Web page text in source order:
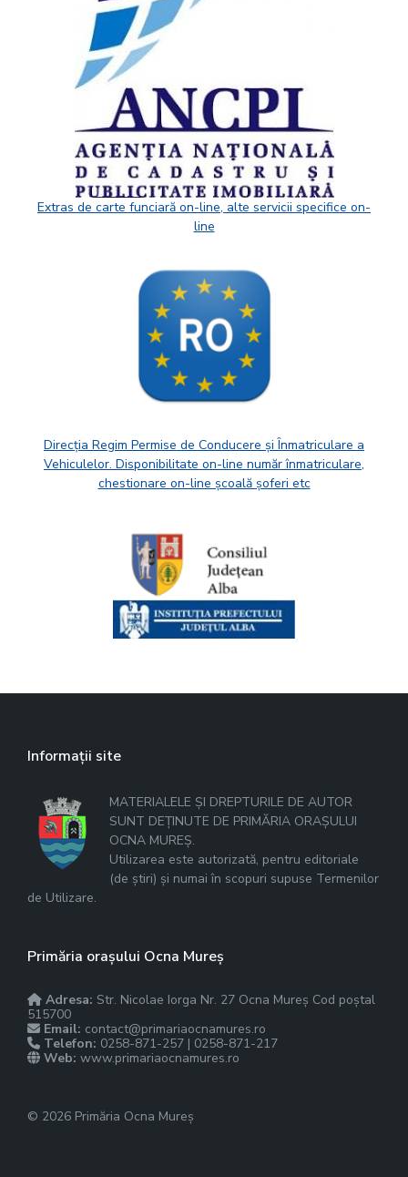
Extras de carte funciară on-line, alte servicii specifice on-
line
Direcția Regim Permise de Conducere și Înmatriculare a
Vehiculelor. Disponibilitate on-line număr înmatriculare,
chestionare on-line școală șoferi etc
Informații site
MATERIALELE ȘI DREPTURILE DE AUTOR
SUNT DEȚINUTE DE PRIMĂRIA ORAȘULUI
OCNA MUREȘ.
Utilizarea este autorizată, pentru editoriale
(de știri) și numai în scopuri supuse Termenilor
de Utilizare.
Primăria orașului Ocna Mureș
Adresa: Str. Nicolae Iorga Nr. 27 Ocna Mureș Cod poștal
515700
Email: contact@primariaocnamures.ro
Telefon: 0258-871-257 | 0258-871-217
Web: www.primariaocnamures.ro
© 2026 Primăria Ocna Mureș